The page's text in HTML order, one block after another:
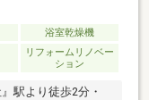
浴室乾燥機
リフォームリノベー
ション
駅より徒歩2分・